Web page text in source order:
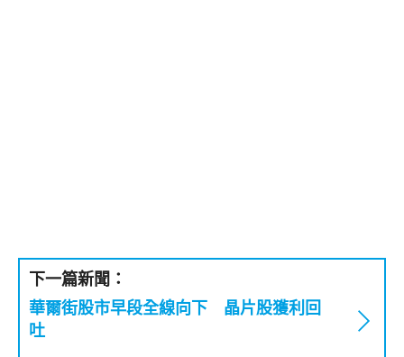
下一篇新聞：
華爾街股市早段全線向下 晶片股獲利回
吐